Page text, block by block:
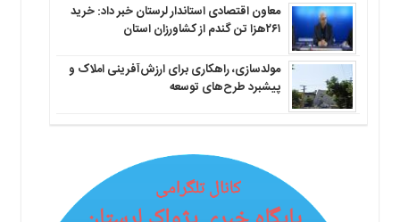
معاون اقتصادی استاندار لرستان خبر داد: خرید
۲۶۱هزا تن گندم از کشاورزان استان
مولدسازی، راهکاری برای ارزش‌آفرینی املاک و
پیشبرد طرح‌های توسعه